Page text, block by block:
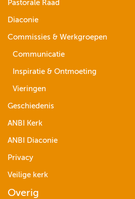
Pastorale Raad
Diaconie
Commissies & Werkgroepen
Communicatie
Inspiratie & Ontmoeting
Vieringen
Geschiedenis
ANBI Kerk
ANBI Diaconie
Privacy
Veilige kerk
Overig